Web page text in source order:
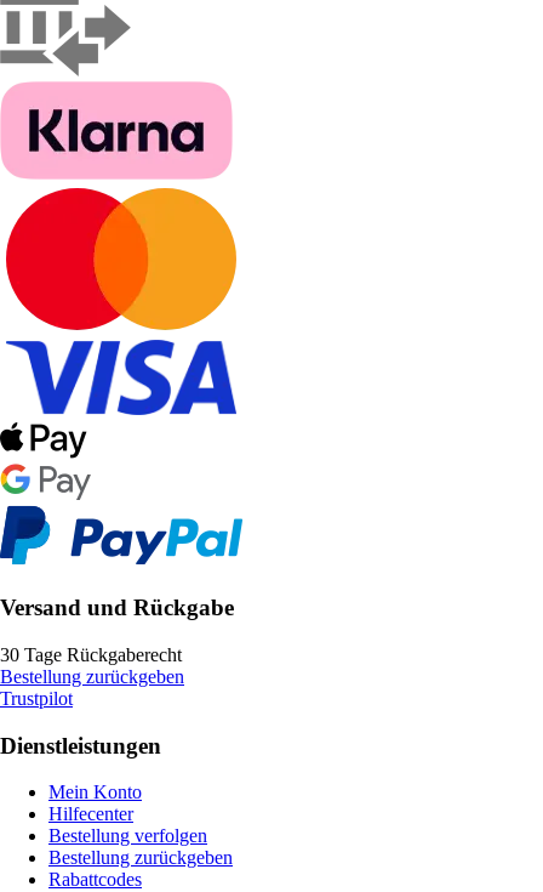
Versand und Rückgabe
30 Tage Rückgaberecht
Bestellung zurückgeben
Trustpilot
Dienstleistungen
Mein Konto
Hilfecenter
Bestellung verfolgen
Bestellung zurückgeben
Rabattcodes